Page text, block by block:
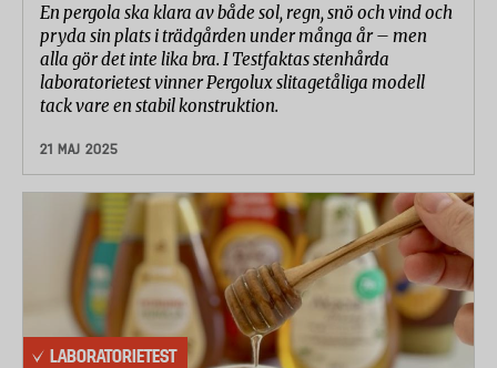
En pergola ska klara av både sol, regn, snö och vind och
pryda sin plats i trädgården under många år – men
alla gör det inte lika bra. I Testfaktas stenhårda
laboratorietest vinner Pergolux slitagetåliga modell
tack vare en stabil konstruktion.
21 MAJ 2025
LABORATORIETEST